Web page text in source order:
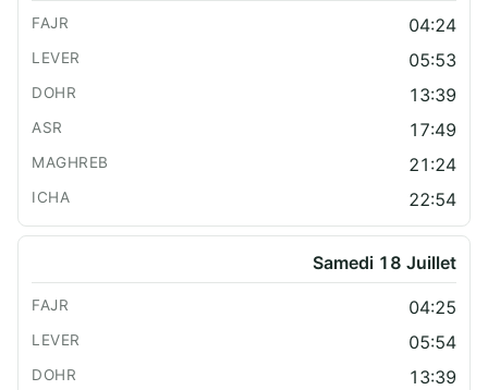
04:24
05:53
13:39
17:49
21:24
22:54
Samedi 18 Juillet
04:25
05:54
13:39